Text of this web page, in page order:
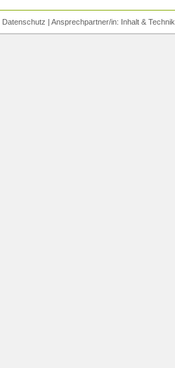
Datenschutz | Ansprechpartner/in: Inhalt& Technik